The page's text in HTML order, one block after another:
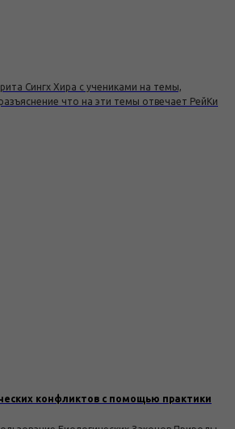
Сингх Хира с учениками на темы,
что на эти темы отвечает РейКи
конфликтов с помощью практики